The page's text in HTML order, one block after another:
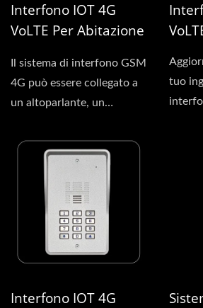
Interfono IOT 4G
VoLTE Per Abitazione
Il sistema di interfono GSM
4G può essere collegato a
un altoparlante, un
tuo
Interfono IOT 4G